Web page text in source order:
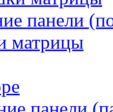
панели
матрицы